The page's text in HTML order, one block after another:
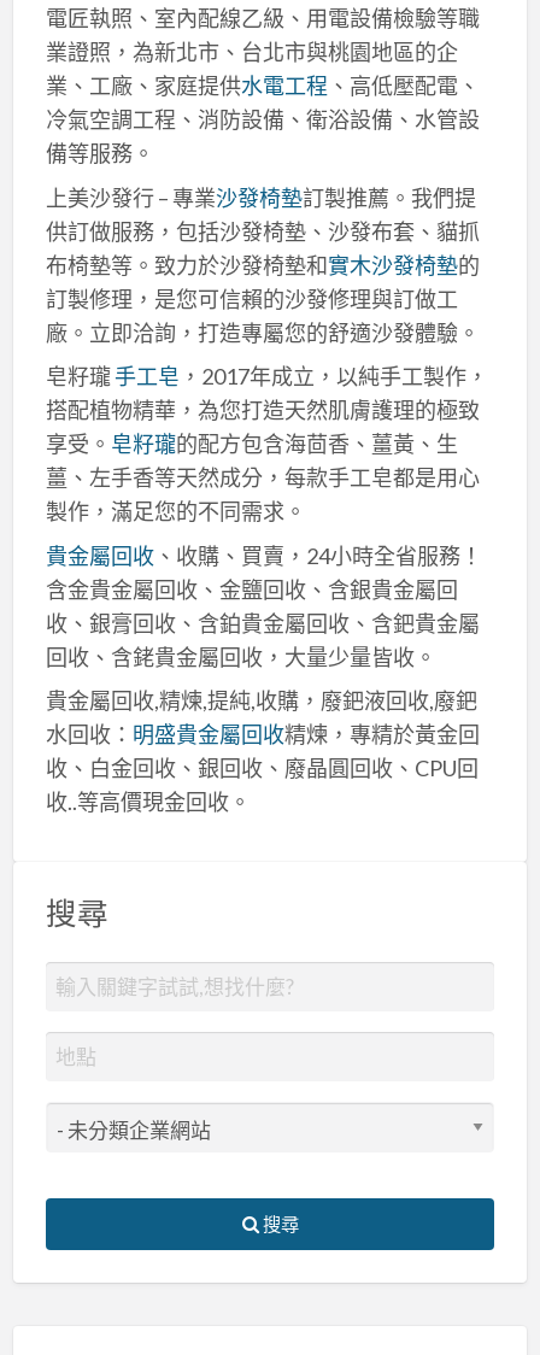
電匠執照、室內配線乙級、用電設備檢驗等職
業證照，為新北市、台北市與桃園地區的企
業、工廠、家庭提供水電工程 、高低壓配電、
冷氣空調工程、消防設備、衛浴設備、水管設
備等服務。
上美沙發行 – 專業沙發椅墊訂製推薦。我們提
供訂做服務，包括沙發椅墊、沙發布套、貓抓
布椅墊等。致力於沙發椅墊和實木沙發椅墊的
訂製修理，是您可信賴的沙發修理與訂做工
廠。立即洽詢，打造專屬您的舒適沙發體驗。
皂籽瓏手工皂 ，2017年成立，以純手工製作，
搭配植物精華，為您打造天然肌膚護理的極致
享受。 皂籽瓏的配方包含海茴香、薑黃、生
薑、左手香等天然成分，每款手工皂都是用心
製作，滿足您的不同需求。
貴金屬回收、收購、買賣，24小時全省服務！
含金貴金屬回收、金鹽回收、含銀貴金屬回
收、銀膏回收、含鉑貴金屬回收、含鈀貴金屬
回收、含銠貴金屬回收，大量少量皆收。
貴金屬回收,精煉,提純,收購，廢鈀液回收,廢鈀
水回收： 明盛貴金屬回收精煉，專精於黃金回
收、白金回收、銀回收、廢晶圓回收、CPU回
收..等高價現金回收。
搜尋
搜尋